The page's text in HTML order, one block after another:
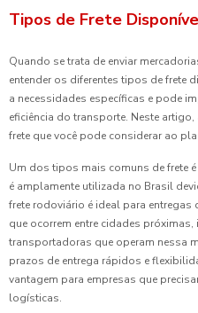
Tipos de Frete
Quando se trata de enviar
entender os diferentes tipos de frete
a necessidades específicas e pode
eficiência do transporte. Neste
frete que você pode considerar ao
Um dos tipos mais comuns de frete é
é amplamente utilizada no Brasil
frete rodoviário é ideal para entregas
que ocorrem entre cidades
transportadoras que operam nessa
prazos de entrega rápidos e
vantagem para empresas que
logísticas.